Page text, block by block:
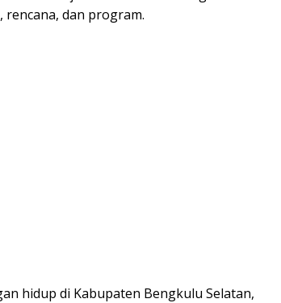
dan program.
hidup di Kabupaten Bengkulu Selatan,